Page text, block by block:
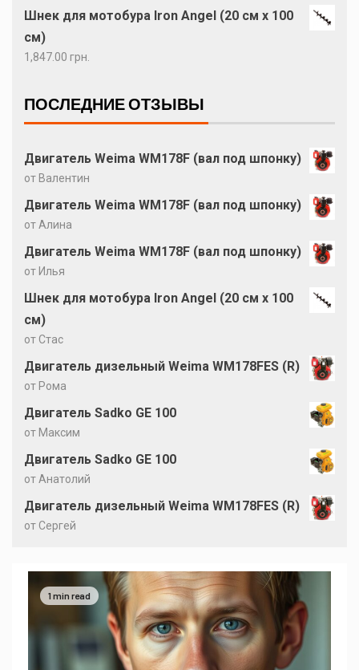
Шнек для мотобура Iron Angel (20 см х 100
см)
1,847.00 грн.
ПОСЛЕДНИЕ ОТЗЫВЫ
Двигатель Weima WM178F (вал под шпонку)
от Валентин
Двигатель Weima WM178F (вал под шпонку)
от Алина
Двигатель Weima WM178F (вал под шпонку)
от Илья
Шнек для мотобура Iron Angel (20 см х 100
см)
от Стас
Двигатель дизельный Weima WM178FES (R)
от Рома
Двигатель Sadko GE 100
от Максим
Двигатель Sadko GE 100
от Анатолий
Двигатель дизельный Weima WM178FES (R)
от Сергей
1 min read